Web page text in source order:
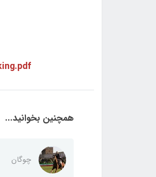
همچنین بخوانید...
چوگان